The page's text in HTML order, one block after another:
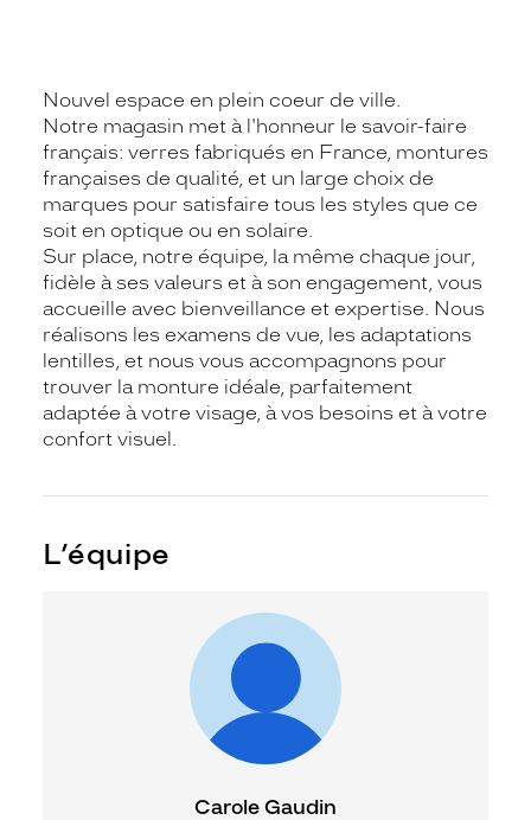
Nouvel espace en plein coeur de ville.
Notre magasin met à l'honneur le savoir-faire
français: verres fabriqués en France, montures
françaises de qualité, et un large choix de
marques pour satisfaire tous les styles que ce
soit en optique ou en solaire.
Sur place, notre équipe, la même chaque jour,
fidèle à ses valeurs et à son engagement, vous
accueille avec bienveillance et expertise. Nous
réalisons les examens de vue, les adaptations
lentilles, et nous vous accompagnons pour
trouver la monture idéale, parfaitement
adaptée à votre visage, à vos besoins et à votre
confort visuel.
L’équipe
Carole Gaudin